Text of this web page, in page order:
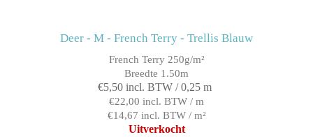
Deer - M - French Terry - Trellis Blauw
French Terry 250g/m²
Breedte 1.50m
€5,50 incl. BTW / 0,25 m
€22,00 incl. BTW / m
€14,67 incl. BTW / m²
Uitverkocht